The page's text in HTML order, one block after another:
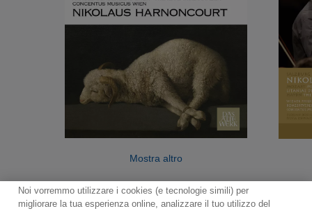
Mostra altro
Noi vorremmo utilizzare i cookies (e tecnologie simili) per
migliorare la tua esperienza online, analizzare il tuo utilizzo del